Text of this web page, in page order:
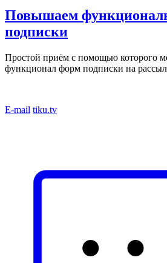
Повышаем
подписки
Простой приём с помощью которого
функционал форм подписки на
E-mail tiku.tv